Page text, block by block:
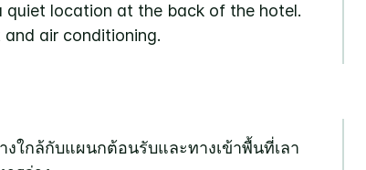
quiet location at the back of the hotel.
air conditioning.
ใกล้กับแผนกต้อนรับและทางเข้าพื้นที่เลา